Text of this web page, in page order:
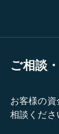
ご相談
お客様の
相談くださ